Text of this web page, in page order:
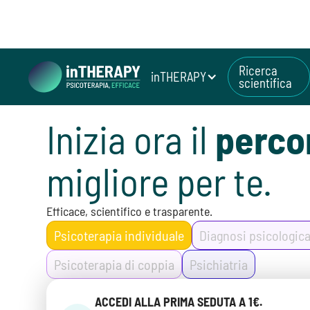
inTHERAPY Ricerca
scientifica
Inizia ora il
migliore per te.
Efficace, scientifico e trasparente.
Psicoterapia individuale
Diagnosi psicologica
Psicoterapia di coppia
Psichiatria
ACCEDI ALLA PRIMA SEDUTA A 1€.